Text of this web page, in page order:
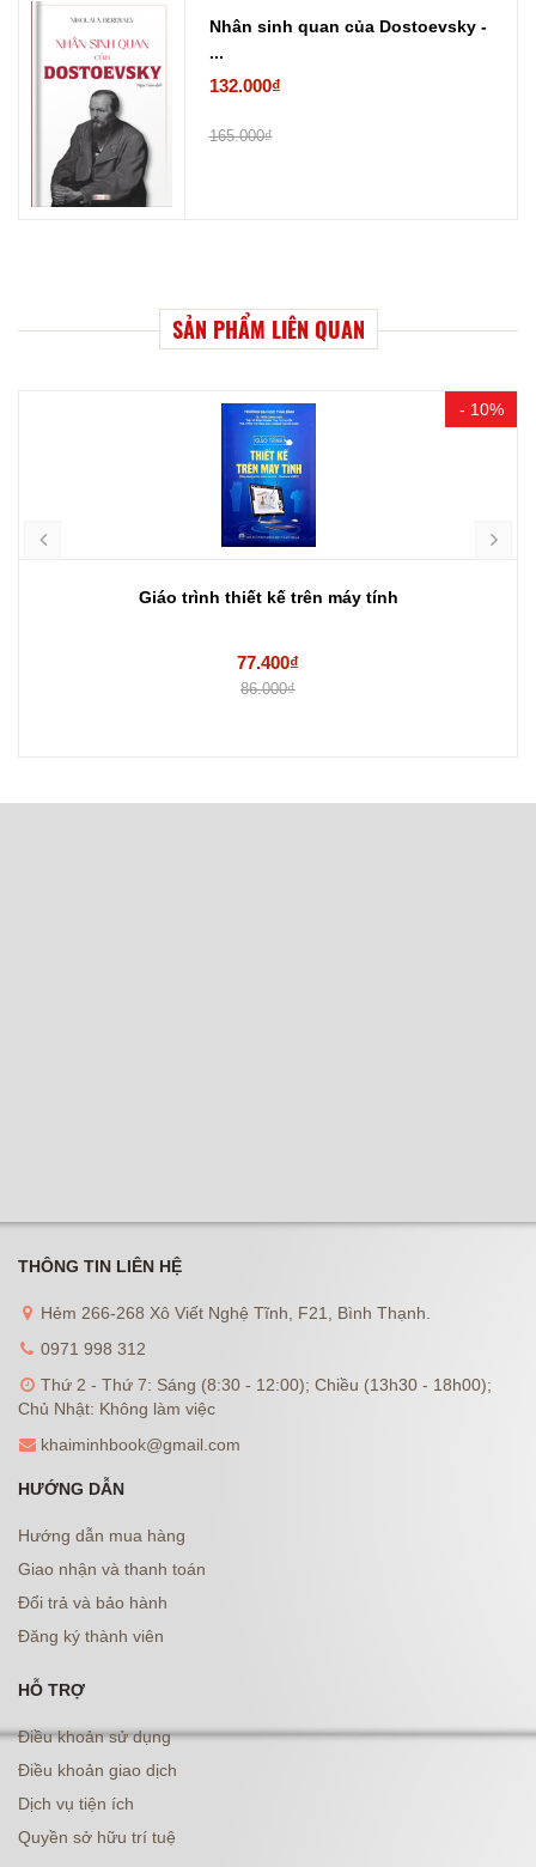
Nhân sinh quan của Dostoevsky -
...
132.000₫
165.000₫
SẢN PHẨM LIÊN QUAN
- 10%
Giáo trình thiết kế trên máy tính
77.400₫
86.000₫
THÔNG TIN LIÊN HỆ
Hẻm 266-268 Xô Viết Nghệ Tĩnh, F21, Bình Thạnh.
0971 998 312
Thứ 2 - Thứ 7: Sáng (8:30 - 12:00); Chiều (13h30 - 18h00);
Chủ Nhật: Không làm việc
khaiminhbook@gmail.com
HƯỚNG DẪN
Hướng dẫn mua hàng
Giao nhận và thanh toán
Đổi trả và bảo hành
Đăng ký thành viên
HỖ TRỢ
Điều khoản sử dụng
Điều khoản giao dịch
Dịch vụ tiện ích
Quyền sở hữu trí tuệ